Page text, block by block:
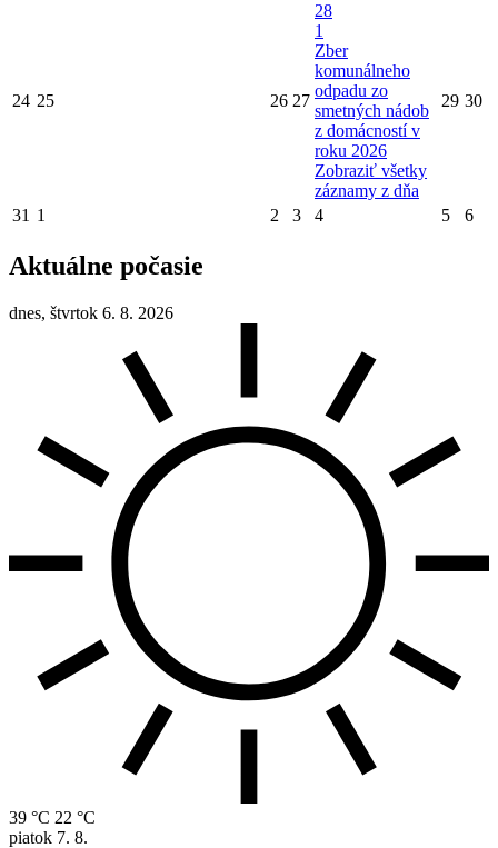
24 25 26 27
28
1
Zber
komunálneho
odpadu zo
smetných nádob
z domácností v
roku 2026
Zobraziť všetky
záznamy z dňa
29 30
31 1 2 3 4 5 6
Aktuálne počasie
dnes, štvrtok 6. 8. 2026
39 °C 22 °C
piatok 7. 8.